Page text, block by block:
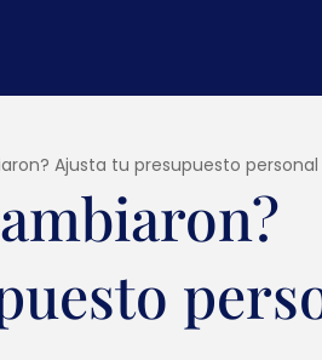
Ajusta tu presupuesto personal